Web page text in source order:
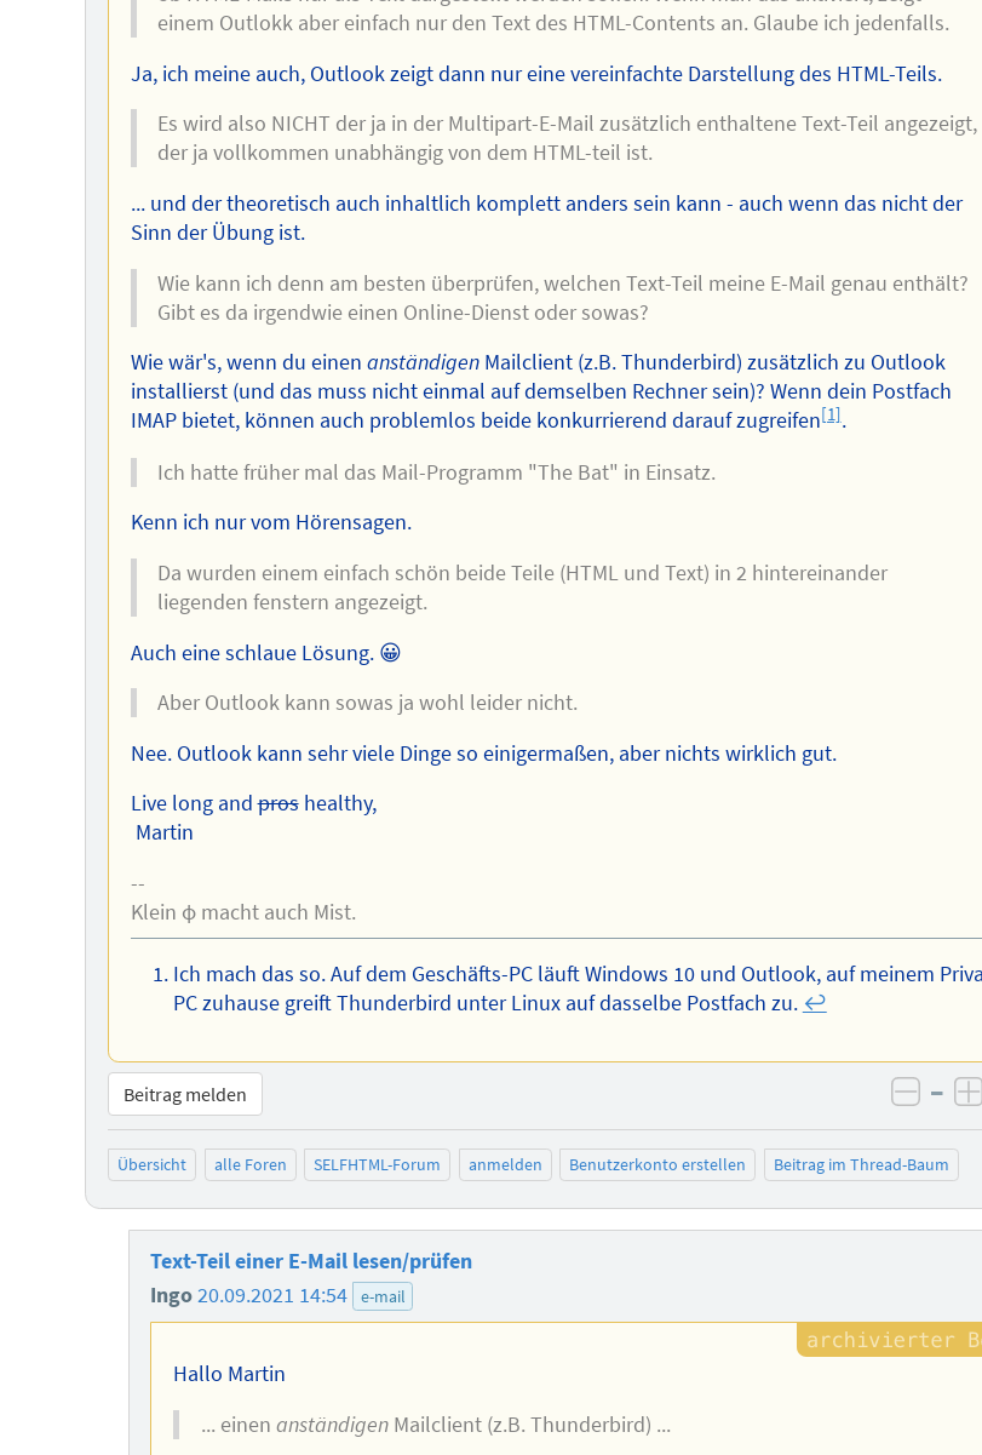
einem Outlokk aber einfach nur den Text des HTML-Contents an. Glaube ich jedenfalls.
Ja, ich meine auch, Outlook zeigt dann nur eine vereinfachte Darstellung des HTML-Teils.
Es wird also NICHT der ja in der Multipart-E-Mail zusätzlich enthaltene Text-Teil angezeigt,
der ja vollkommen unabhängig von dem HTML-teil ist.
... und der theoretisch auch inhaltlich komplett anders sein kann - auch wenn das nicht der
Sinn der Übung ist.
Wie kann ich denn am besten überprüfen, welchen Text-Teil meine E-Mail genau enthält?
Gibt es da irgendwie einen Online-Dienst oder sowas?
Wie wär's, wenn du einen anständigenMailclient (z.B. Thunderbird) zusätzlich zu Outlook
installierst (und das muss nicht einmal auf demselben Rechner sein)? Wenn dein Postfach
IMAP bietet, können auch problemlos beide konkurrierend darauf zugreifen[1].
Ich hatte früher mal das Mail-Programm "The Bat" in Einsatz.
Kenn ich nur vom Hörensagen.
Da wurden einem einfach schön beide Teile (HTML und Text) in 2 hintereinander
liegenden fenstern angezeigt.
Auch eine schlaue Lösung. 😀
Aber Outlook kann sowas ja wohl leider nicht.
Nee. Outlook kann sehr viele Dinge so einigermaßen, aber nichts wirklich gut.
Live long andproshealthy,
Martin
--
Klein φ macht auch Mist.
Ich mach das so. Auf dem Geschäfts-PC läuft Windows 10 und Outlook, auf meinem
PC zuhause greift Thunderbird unter Linux auf dasselbe Postfach zu. ↩︎
Beitrag melden –
Übersicht alle Foren SELFHTML-Forum anmelden Benutzerkonto erstellen Beitrag im Thread-Baum
Text-Teil einer E-Mail lesen/prüfen
Ingo20.09.2021 14:54 e-mail
Hallo Martin
... einen anständigenMailclient (z.B. Thunderbird) ...